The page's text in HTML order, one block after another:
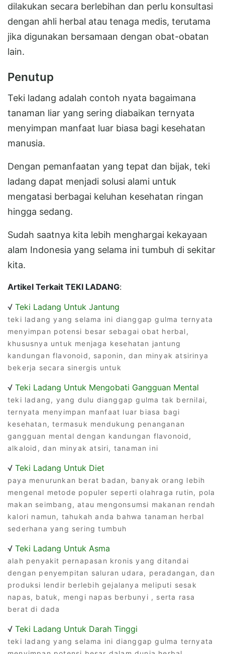
dilakukan secara berlebihan dan perlu konsultasi
dengan ahli herbal atau tenaga medis, terutama
jika digunakan bersamaan dengan obat-obatan
lain.
Penutup
Teki ladang adalah contoh nyata bagaimana
tanaman liar yang sering diabaikan ternyata
menyimpan manfaat luar biasa bagi kesehatan
manusia.
Dengan pemanfaatan yang tepat dan bijak, teki
ladang dapat menjadi solusi alami untuk
mengatasi berbagai keluhan kesehatan ringan
hingga sedang.
Sudah saatnya kita lebih menghargai kekayaan
alam Indonesia yang selama ini tumbuh di sekitar
kita.
Artikel Terkait TEKI LADANG:
√ Teki Ladang Untuk Jantung
teki ladang yang selama ini dianggap gulma ternyata
menyimpan potensi besar sebagai obat herbal,
khususnya untuk menjaga kesehatan jantung
kandungan flavonoid, saponin, dan minyak atsirinya
bekerja secara sinergis untuk
√ Teki Ladang Untuk Mengobati Gangguan Mental
teki ladang, yang dulu dianggap gulma tak bernilai,
ternyata menyimpan manfaat luar biasa bagi
kesehatan, termasuk mendukung penanganan
gangguan mental dengan kandungan flavonoid,
alkaloid, dan minyak atsiri, tanaman ini
√ Teki Ladang Untuk Diet
paya menurunkan berat badan, banyak orang lebih
mengenal metode populer seperti olahraga rutin, pola
makan seimbang, atau mengonsumsi makanan rendah
kalori namun, tahukah anda bahwa tanaman herbal
sederhana yang sering tumbuh
√ Teki Ladang Untuk Asma
alah penyakit pernapasan kronis yang ditandai
dengan penyempitan saluran udara, peradangan, dan
produksi lendir berlebih gejalanya meliputi sesak
napas, batuk, mengi napas berbunyi , serta rasa
berat di dada
√ Teki Ladang Untuk Darah Tinggi
teki ladang yang selama ini dianggap gulma ternyata